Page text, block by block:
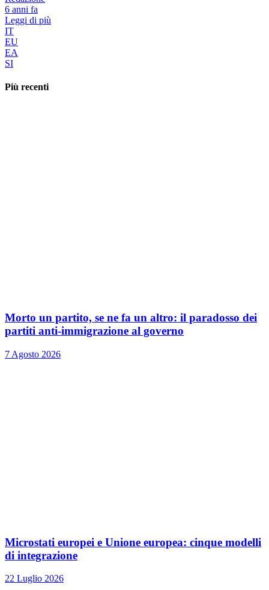
6 anni fa
Leggi di più
IT
EU
EA
SI
Più recenti
Morto un partito, se ne fa un altro: il paradosso dei
partiti anti-immigrazione al governo
7 Agosto 2026
Microstati europei e Unione europea: cinque modelli
di integrazione
22 Luglio 2026